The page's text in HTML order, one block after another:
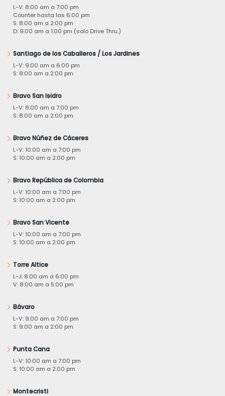
L-V: 8:00 am a 7:00 pm
Counter hasta las 6:00 pm
S: 8:00 am a 2:00 pm
D: 9:00 am a 1:00 pm (solo Drive Thru.)
Santiago de los Caballeros / Los Jardines
L-V: 9:00 am a 6:00 pm
S: 8:00 am a 2:00 pm
Bravo San Isidro
L-V: 8:00 am a 7:00 pm
S: 8:00 am a 2:00 pm
Bravo Núñez de Cáceres
L-V: 10:00 am a 7:00 pm
S: 10:00 am a 2:00 pm
Bravo República de Colombia
L-V: 10:00 am a 7:00 pm
S: 10:00 am a 2:00 pm
Bravo San Vicente
L-V: 10:00 am a 7:00 pm
S: 10:00 am a 2:00 pm
Torre Altice
L-J: 8:00 am a 6:00 pm
V: 8:00 am a 5:00 pm
Bávaro
L-V: 9:00 am a 7:00 pm
S: 9:00 am a 2:00 pm
Punta Cana
L-V: 10:00 am a 7:00 pm
S: 10:00 am a 2:00 pm
Montecristi